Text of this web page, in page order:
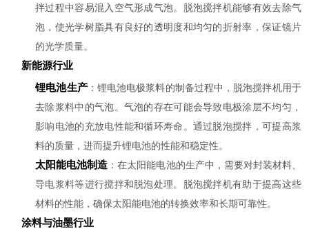
拌过程中容易混入空气形成气泡。脱泡搅拌机能够有效去除气
泡，使光学树脂具有良好的透明度和均匀的折射率，保证镜片
的光学质量。
新能源行业
锂电池生产：锂电池电极浆料的制备过程中，脱泡搅拌机用于
去除浆料中的气泡。气泡的存在可能会导致电极涂层不均匀，
影响电池的充放电性能和循环寿命。通过脱泡搅拌，可提高浆
料的质量，进而提升锂电池的性能和稳定性。
太阳能电池制造 ：在太阳能电池的生产中，需要对封装材料、
导电浆料等进行搅拌和脱泡处理。脱泡搅拌机有助于提高这些
材料的性能，确保太阳能电池的转换效率和长期可靠性。
涂料与油墨行业